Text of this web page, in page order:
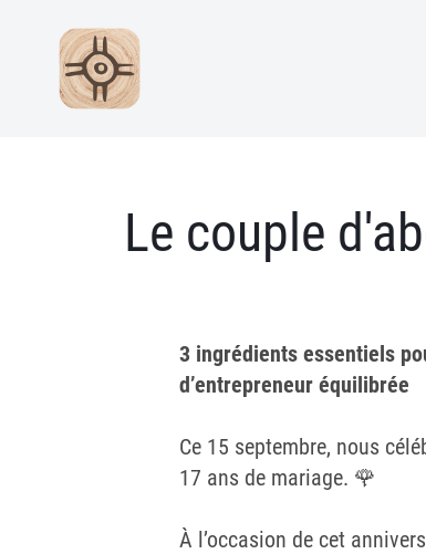
Le couple
3 ingrédients essentiels
d’entrepreneur équilibrée
Ce 15 septembre, nous
17 ans de mariage. 🌹
À l’occasion de cet